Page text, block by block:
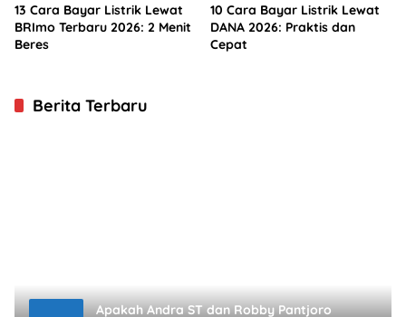
13 Cara Bayar Listrik Lewat
BRImo Terbaru 2026: 2 Menit
Beres
10 Cara Bayar Listrik Lewat
DANA 2026: Praktis dan
Cepat
Berita Terbaru
Apakah Andra ST dan Robby Pantjoro